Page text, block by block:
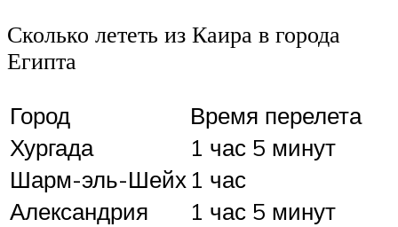
Сколько лететь из Каира в города
Египта
Город
Время перелета
Хургада
1 час 5 минут
Шарм-эль-Шейх 1 час
Александрия
1 час 5 минут